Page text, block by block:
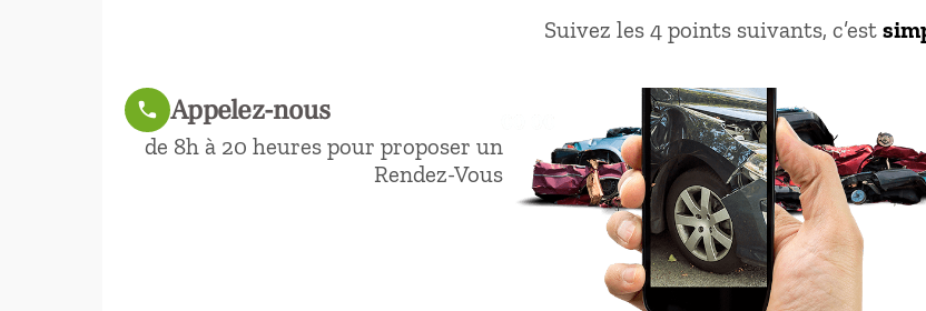
Suivez les 4 points suivants, c’est
call Appelez-nous
de 8h à 20 heures pour proposer un
Rendez-Vous